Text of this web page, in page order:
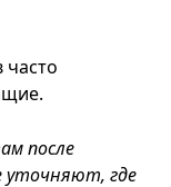
часто
после
уточняют, где